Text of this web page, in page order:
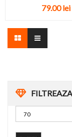
79.00lei